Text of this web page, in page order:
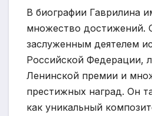
В биографии Гаврилина
множество достижений.
заслуженным деятелем
Российской Федерации,
Ленинской премии и
престижных наград. Он
как уникальный